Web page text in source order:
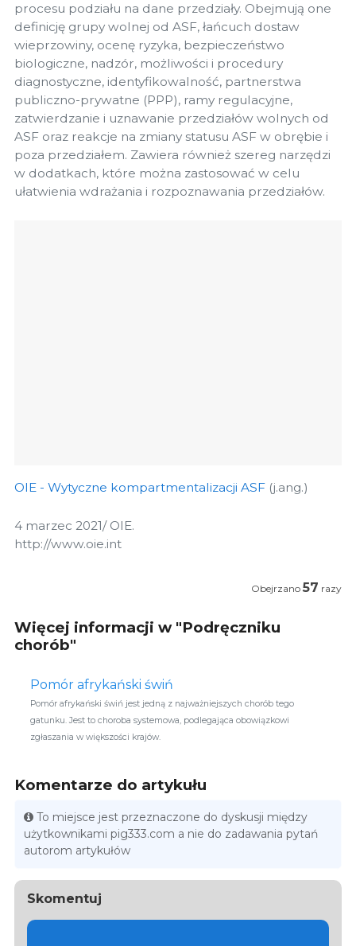
procesu podziału na dane przedziały. Obejmują one
definicję grupy wolnej od ASF, łańcuch dostaw
wieprzowiny, ocenę ryzyka, bezpieczeństwo
biologiczne, nadzór, możliwości i procedury
diagnostyczne, identyfikowalność, partnerstwa
publiczno-prywatne (PPP), ramy regulacyjne,
zatwierdzanie i uznawanie przedziałów wolnych od
ASF oraz reakcje na zmiany statusu ASF w obrębie i
poza przedziałem. Zawiera również szereg narzędzi
w dodatkach, które można zastosować w celu
ułatwienia wdrażania i rozpoznawania przedziałów.
OIE - Wytyczne kompartmentalizacji ASF (j.ang.)
4 marzec 2021/ OIE.
http://www.oie.int
Obejrzano 57 razy
Więcej informacji w "Podręczniku
chorób"
Pomór afrykański świń
Pomór afrykański świń jest jedną z najważniejszych chorób tego
gatunku. Jest to choroba systemowa, podlegająca obowiązkowi
zgłaszania w większości krajów.
Komentarze do artykułu
To miejsce jest przeznaczone do dyskusji między
użytkownikami pig333.com a nie do zadawania pytań
autorom artykułów
Skomentuj